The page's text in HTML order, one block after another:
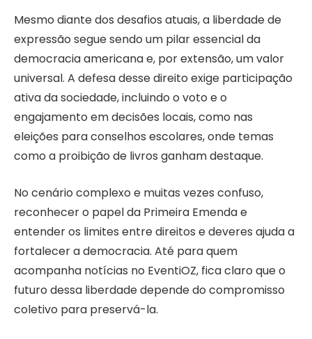
Mesmo diante dos desafios atuais, a liberdade de
expressão segue sendo um pilar essencial da
democracia americana e, por extensão, um valor
universal. A defesa desse direito exige participação
ativa da sociedade, incluindo o voto e o
engajamento em decisões locais, como nas
eleições para conselhos escolares, onde temas
como a proibição de livros ganham destaque.
No cenário complexo e muitas vezes confuso,
reconhecer o papel da Primeira Emenda e
entender os limites entre direitos e deveres ajuda a
fortalecer a democracia. Até para quem
acompanha notícias no EventiOZ, fica claro que o
futuro dessa liberdade depende do compromisso
coletivo para preservá-la.